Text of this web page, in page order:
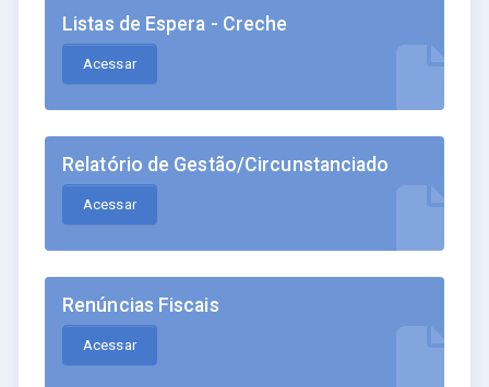
Listas de Espera - Creche
Acessar
Relatório de Gestão/Circunstanciado
Acessar
Renúncias Fiscais
Acessar